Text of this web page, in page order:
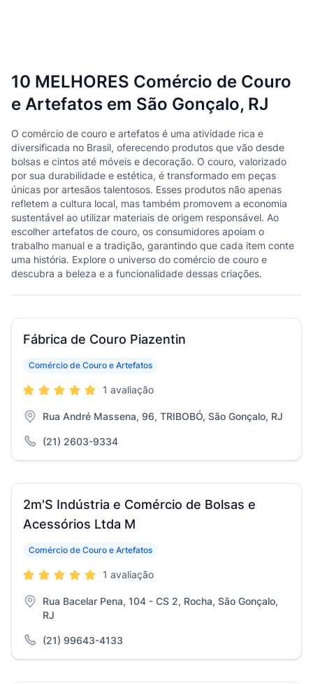
10 MELHORES Comércio de Couro
e Artefatos em São Gonçalo, RJ
O comércio de couro e artefatos é uma atividade rica e
diversificada no Brasil, oferecendo produtos que vão desde
bolsas e cintos até móveis e decoração. O couro, valorizado
por sua durabilidade e estética, é transformado em peças
únicas por artesãos talentosos. Esses produtos não apenas
refletem a cultura local, mas também promovem a economia
sustentável ao utilizar materiais de origem responsável. Ao
escolher artefatos de couro, os consumidores apoiam o
trabalho manual e a tradição, garantindo que cada item conte
uma história. Explore o universo do comércio de couro e
descubra a beleza e a funcionalidade dessas criações.
Fábrica de Couro Piazentin
Comércio de Couro e Artefatos
1 avaliação
Rua André Massena, 96, TRIBOBÓ, São Gonçalo, RJ
(21) 2603-9334
2m'S Indústria e Comércio de Bolsas e
Acessórios Ltda M
Comércio de Couro e Artefatos
1 avaliação
Rua Bacelar Pena, 104 - CS 2, Rocha, São Gonçalo,
RJ
(21) 99643-4133